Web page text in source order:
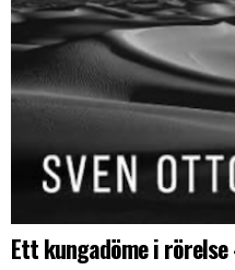
Ett kungadöme i